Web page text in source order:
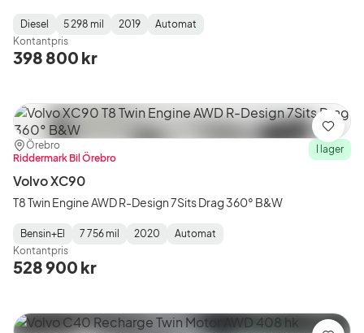
Fuel
Type:
Diesel
Mätarställning:
5 298 mil
Model
Year:
2019
Gearbox
Type:
Automat
Kontantpris
398 800 kr
Plats:
Örebro
Återförsäljare:
Riddermark Bil Örebro
I lager
Volvo XC90
T8 Twin Engine AWD R-Design 7Sits Drag 360° B&W
Fuel
Type:
Bensin+El
Mätarställning:
7 756 mil
Model
Year:
2020
Gearbox
Type:
Automat
Kontantpris
528 900 kr
Spara